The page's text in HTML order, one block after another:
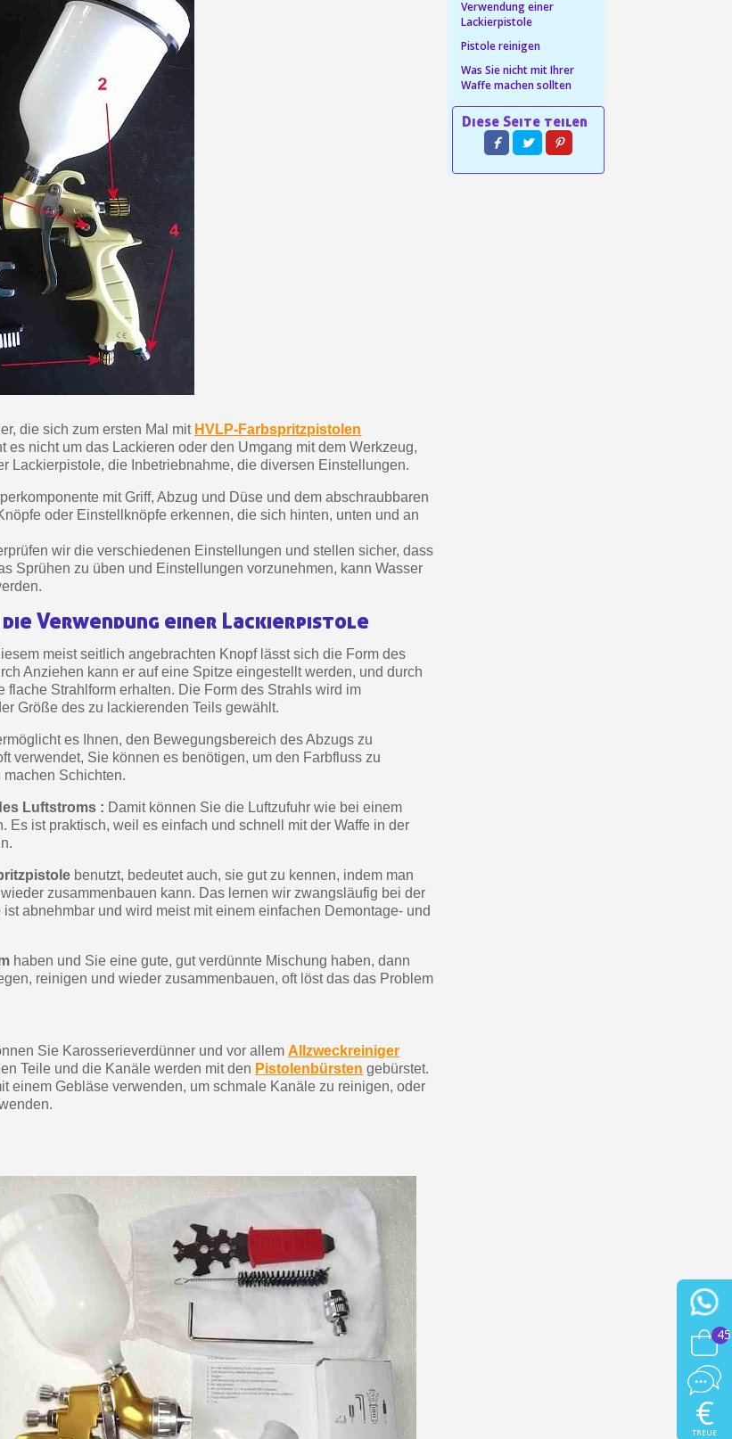
Ihr Online-Angebot in weniger als 1 Minute
Teilen Sie Ihre Kreationen und erhalten Sie Einkaufsgutscheine
Sammeln Sie mit jeder Bestellung Treuepunkte
Rücksendung von Produkten innerhalb von 14 Tagen
10€ Einkaufsgutschein für jede Weiterempfehlung
Ihr Online-Angebot in weniger als 1 Minute
Teilen Sie Ihre Kreationen und erhalten Sie Einkaufsgutscheine
Sammeln Sie mit jeder Bestellung Treuepunkte
Rücksendung von Produkten innerhalb von 14 Tagen
Rabatt von 5€ auf die erste Bestellung
10€ Einkaufsgutschein für jede Weiterempfehlung
Teilen Sie Ihre Kreationen und erhalten Sie Einkaufsgutscheine
Sammeln Sie mit jeder Bestellung Treuepunkte
Rücksendung von Produkten innerhalb von 14 Tagen
Rabatt von 5€ auf die erste Bestellung
die sich zum ersten Mal mit HVLP-Farbspritzpistolen
es nicht um das Lackieren oder den Umgang mit dem Werkzeug,
Lackierpistole, die Inbetriebnahme, die diversen Einstellungen.
mit Griff, Abzug und Düse und dem abschraubbaren
oder Einstellknöpfe erkennen, die sich hinten, unten und an
wir die verschiedenen Einstellungen und stellen sicher, dass
Sprühen zu üben und Einstellungen vorzunehmen, kann Wasser
Verwendung einer Lackierpistole
meist seitlich angebrachten Knopf lässt sich die Form des
Anziehen kann er auf eine Spitze eingestellt werden, und durch
flache Strahlform erhalten. Die Form des Strahls wird im
Größe des zu lackierenden Teils gewählt.
es Ihnen, den Bewegungsbereich des Abzugs zu
verwendet, Sie können es benötigen, um den Farbfluss zu
Schichten.
Luftstroms : Damit können Sie die Luftzufuhr wie bei einem
Es ist praktisch, weil es einfach und schnell mit der Waffe in der
benutzt, bedeutet auch, sie gut zu kennen, indem man
zusammenbauen kann. Das lernen wir zwangsläufig bei der
abnehmbar und wird meist mit einem einfachen Demontage- und
haben und Sie eine gute, gut verdünnte Mischung haben, dann
reinigen und wieder zusammenbauen, oft löst das das Problem
Sie Karosserieverdünner und vor allemAllzweckreiniger
Teile und die Kanäle werden mit den Pistolenbürsten gebürstet.
einem Gebläse verwenden, um schmale Kanäle zu reinigen, oder
Verwendung einer
Lackierpistole
Pistole reinigen
Was Sie nicht mit Ihrer
Waffe machen sollten
45
€
TREUE